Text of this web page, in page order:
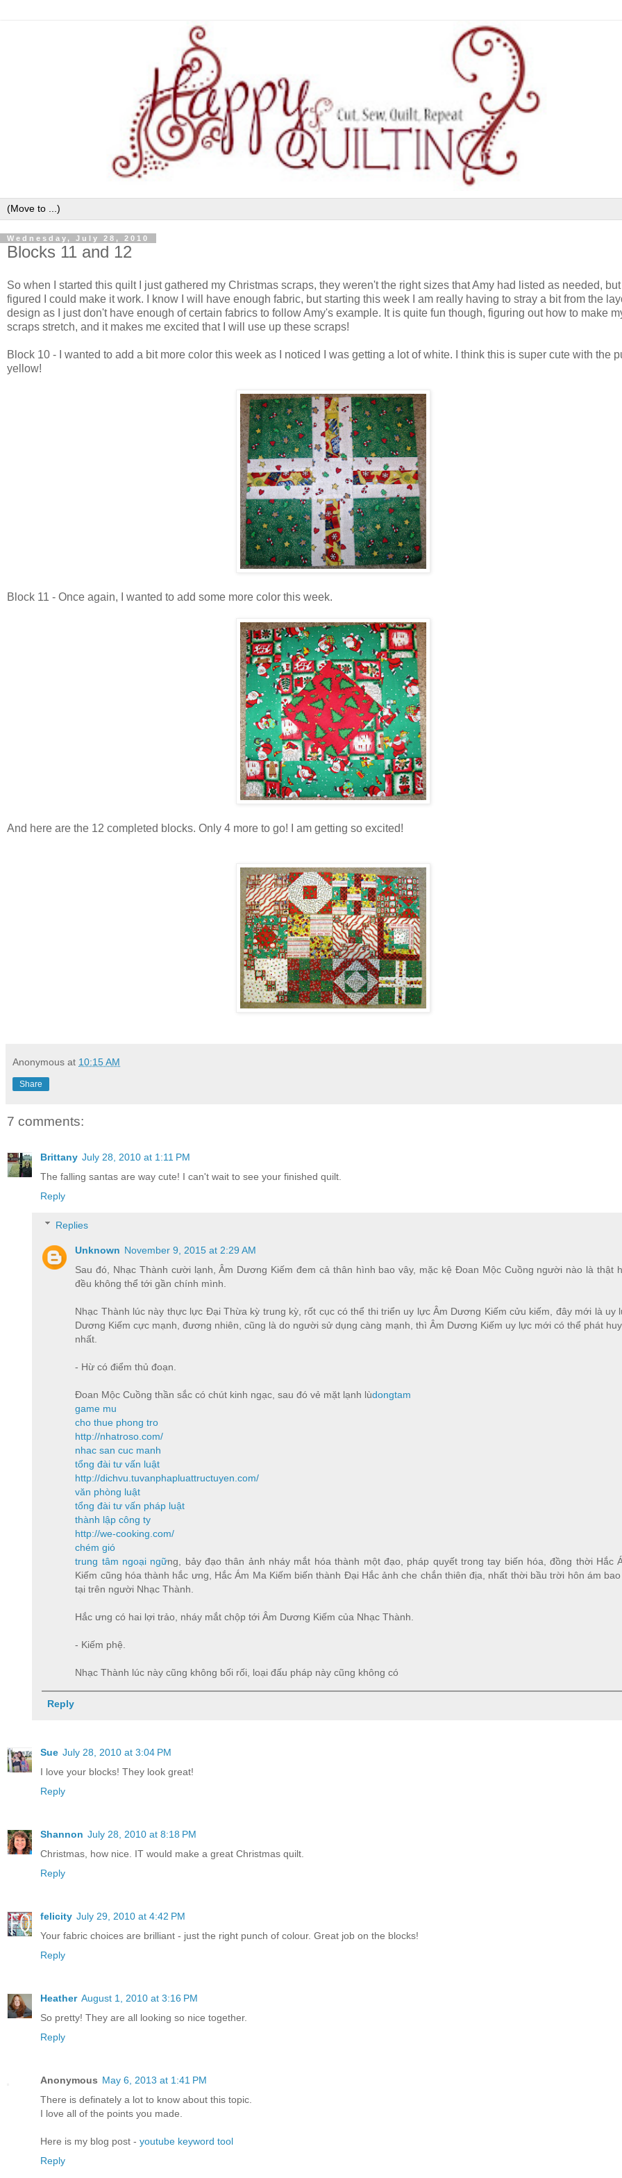
Wednesday, July 28, 2010
Blocks 11 and 12
So when I started this quilt I just gathered my Christmas scraps, they weren't the right sizes that Amy had listed as needed, but I
figured I could make it work. I know I will have enough fabric, but starting this week I am really having to stray a bit from the
design as I just don't have enough of certain fabrics to follow Amy's example. It is quite fun though, figuring out how to make
scraps stretch, and it makes me excited that I will use up these scraps!
Block 10 - I wanted to add a bit more color this week as I noticed I was getting a lot of white. I think this is super cute with the
yellow!
Block 11 - Once again, I wanted to add some more color this week.
And here are the 12 completed blocks. Only 4 more to go! I am getting so excited!
Anonymous at 10:15 AM
Share
7 comments:
Brittany July 28, 2010 at 1:11 PM
The falling santas are way cute! I can't wait to see your finished quilt.
Reply
Replies
Unknown November 9, 2015 at 2:29 AM
Sau đó, Nhạc Thành cười lạnh, Âm Dương Kiếm đem cả thân hình bao vây, mặc kệ Đoan Mộc Cuồng người nào là thật
đều không thể tới gần chính mình.
Nhạc Thành lúc này thực lực Đại Thừa kỳ trung kỳ, rốt cục có thể thi triển uy lực Âm Dương Kiếm cửu kiếm, đây mới là uy
Dương Kiếm cực mạnh, đương nhiên, cũng là do người sử dụng càng mạnh, thì Âm Dương Kiếm uy lực mới có thể phát
nhất.
- Hừ có điểm thủ đoạn.
Đoan Mộc Cuồng thần sắc có chút kinh ngạc, sau đó vẻ mặt lạnh lùdongtam
game mu
cho thue phong tro
http://nhatroso.com/
nhac san cuc manh
tổng đài tư vấn luật
http://dichvu.tuvanphapluattructuyen.com/
văn phòng luật
tổng đài tư vấn pháp luật
thành lập công ty
http://we-cooking.com/
chém gió
trung tâm ngoại ngững, bảy đạo thân ảnh nháy mắt hóa thành một đạo, pháp quyết trong tay biến hóa, đồng thời Hắc
Kiếm cũng hóa thành hắc ưng, Hắc Ám Ma Kiếm biến thành Đại Hắc ảnh che chắn thiên địa, nhất thời bầu trời hôn ám
tại trên người Nhạc Thành.
Hắc ưng có hai lợi trảo, nháy mắt chộp tới Âm Dương Kiếm của Nhạc Thành.
- Kiếm phệ.
Nhạc Thành lúc này cũng không bối rối, loại đấu pháp này cũng không có
Reply
Sue July 28, 2010 at 3:04 PM
I love your blocks! They look great!
Reply
Shannon July 28, 2010 at 8:18 PM
Christmas, how nice. IT would make a great Christmas quilt.
Reply
felicity July 29, 2010 at 4:42 PM
Your fabric choices are brilliant - just the right punch of colour. Great job on the blocks!
Reply
Heather August 1, 2010 at 3:16 PM
So pretty! They are all looking so nice together.
Reply
Anonymous May 6, 2013 at 1:41 PM
There is definately a lot to know about this topic.
I love all of the points you made.
Here is my blog post - youtube keyword tool
Reply